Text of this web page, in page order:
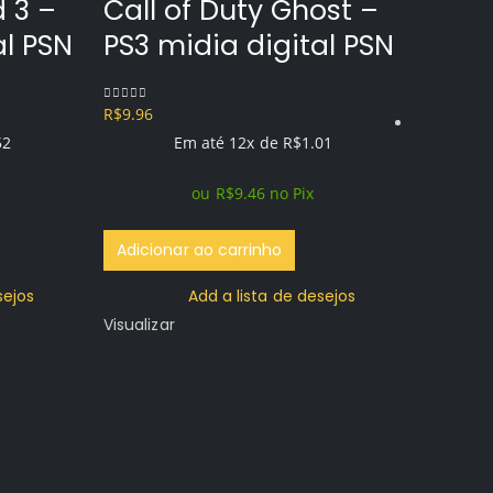
3 –
PSN
Call of Duty Ghost –
PS3 midia digital PSN
0out of 5
R$9.96
Em até 12x de R$1.01
ou R$9.46 no Pix
Adicionar ao carrinho
Add a lista de desejos
Visualizar